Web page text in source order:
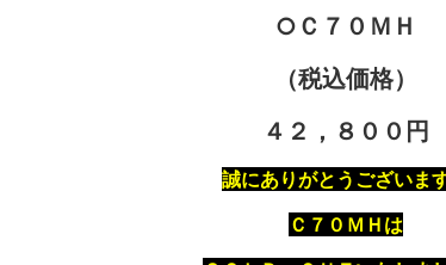
○Ｃ７０ＭＨ
（税込価格）
４２，８００円
誠にありがとうございま
Ｃ７０ＭＨは